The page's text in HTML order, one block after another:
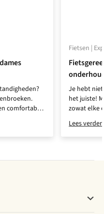
comfortabel
Fietsen |
Je hebt
het juiste!
zowat elke
Lees verder